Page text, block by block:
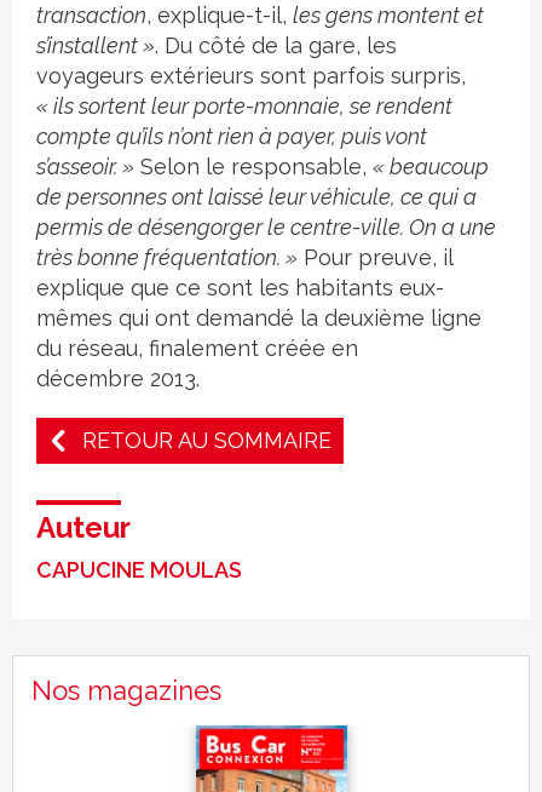
transaction, explique-t-il, les gens montent et
s’installent ». Du côté de la gare, les
voyageurs extérieurs sont parfois surpris,
« ils sortent leur porte-monnaie, se rendent
compte qu’ils n’ont rien à payer, puis vont
s’asseoir. » Selon le responsable, « beaucoup
de personnes ont laissé leur véhicule, ce qui a
permis de désengorger le centre-ville. On a une
très bonne fréquentation. » Pour preuve, il
explique que ce sont les habitants eux-
mêmes qui ont demandé la deuxième ligne
du réseau, finalement créée en
décembre 2013.
RETOUR AU SOMMAIRE
Auteur
CAPUCINE MOULAS
Nos magazines